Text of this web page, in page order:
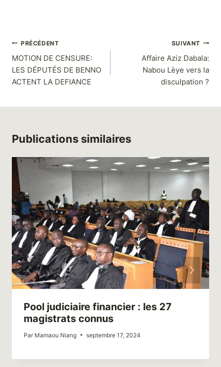
PRÉCÉDENT
MOTION DE CENSURE:
LES DÉPUTÉS DE BENNO
ACTENT LA DEFIANCE
SUIVANT
Affaire Aziz Dabala:
Nabou Lèye vers la
disculpation ?
Publications similaires
Pool judiciaire financier : les 27
magistrats connus
Par Mamaou Niang septembre 17, 2024